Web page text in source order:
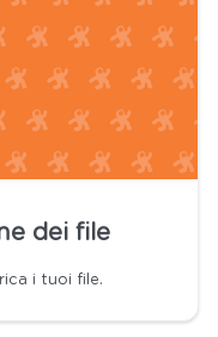
dei file
i tuoi file.